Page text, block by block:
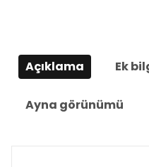
Açıklama Ek
Ayna görünümü